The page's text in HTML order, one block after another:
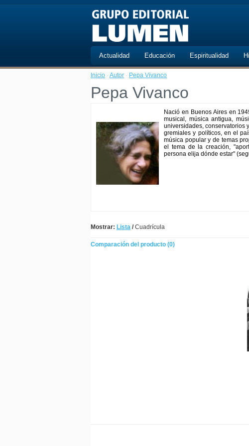
Actualidad Educación Espiritualidad
Inicio · Autor · Pepa Vivanco
Pepa Vivanco
Nació en Buenos Aires en
musical, música antigua,
universidades, conservatorios
gremiales y políticos, en el
música popular y de temas
el tema de la creación,
persona elija dónde estar"
Mostrar: Lista /Cuadrícula
Comparación del producto (0)